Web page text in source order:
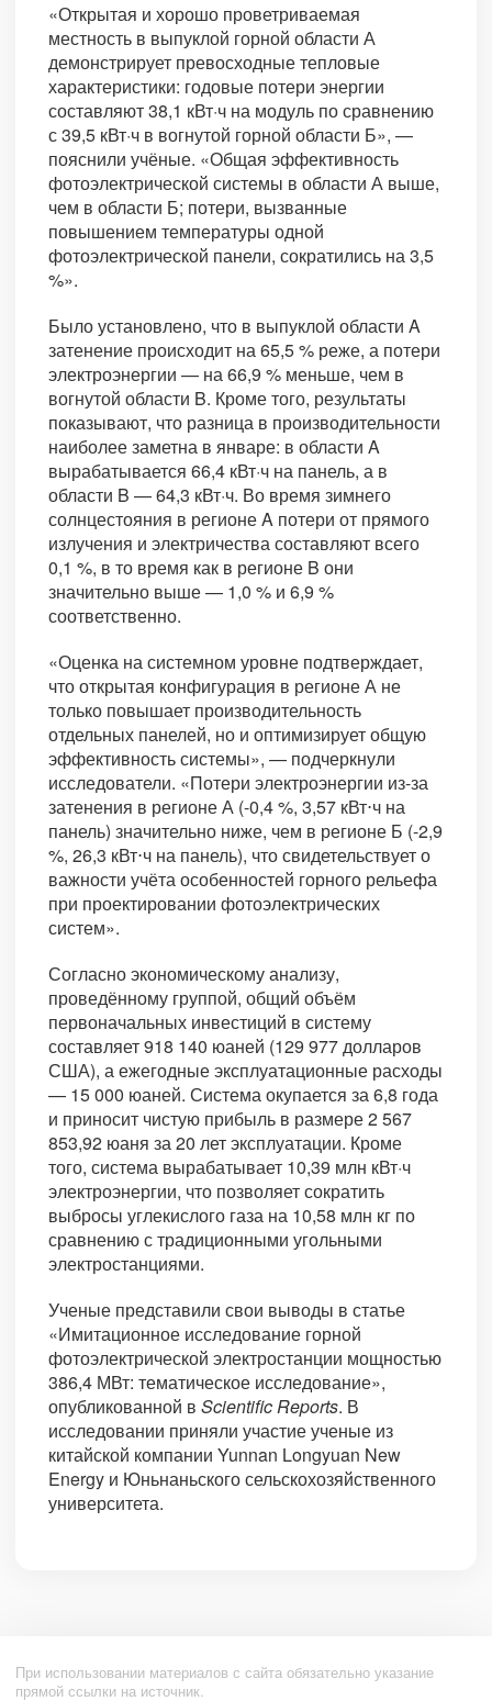
«Открытая и хорошо проветриваемая
местность в выпуклой горной области А
демонстрирует превосходные тепловые
характеристики: годовые потери энергии
составляют 38,1 кВт·ч на модуль по сравнению
с 39,5 кВт·ч в вогнутой горной области Б», —
пояснили учёные. «Общая эффективность
фотоэлектрической системы в области А выше,
чем в области Б; потери, вызванные
повышением температуры одной
фотоэлектрической панели, сократились на 3,5
%».
Было установлено, что в выпуклой области A
затенение происходит на 65,5 % реже, а потери
электроэнергии — на 66,9 % меньше, чем в
вогнутой области B. Кроме того, результаты
показывают, что разница в производительности
наиболее заметна в январе: в области A
вырабатывается 66,4 кВт·ч на панель, а в
области B — 64,3 кВт·ч. Во время зимнего
солнцестояния в регионе A потери от прямого
излучения и электричества составляют всего
0,1 %, в то время как в регионе B они
значительно выше — 1,0 % и 6,9 %
соответственно.
«Оценка на системном уровне подтверждает,
что открытая конфигурация в регионе А не
только повышает производительность
отдельных панелей, но и оптимизирует общую
эффективность системы», — подчеркнули
исследователи. «Потери электроэнергии из-за
затенения в регионе А (-0,4 %, 3,57 кВт⋅ч на
панель) значительно ниже, чем в регионе Б (-2,9
%, 26,3 кВт⋅ч на панель), что свидетельствует о
важности учёта особенностей горного рельефа
при проектировании фотоэлектрических
систем».
Согласно экономическому анализу,
проведённому группой, общий объём
первоначальных инвестиций в систему
составляет 918 140 юаней (129 977 долларов
США), а ежегодные эксплуатационные расходы
— 15 000 юаней. Система окупается за 6,8 года
и приносит чистую прибыль в размере 2 567
853,92 юаня за 20 лет эксплуатации. Кроме
того, система вырабатывает 10,39 млн кВт·ч
электроэнергии, что позволяет сократить
выбросы углекислого газа на 10,58 млн кг по
сравнению с традиционными угольными
электростанциями.
Ученые представили свои выводы в статье
«Имитационное исследование горной
фотоэлектрической электростанции мощностью
386,4 МВт: тематическое исследование»,
опубликованной в Scientific Reports. В
исследовании приняли участие ученые из
китайской компании Yunnan Longyuan New
Energy и Юньнаньского сельскохозяйственного
университета.
При использовании материалов с сайта обязательно указание
прямой ссылки на источник.